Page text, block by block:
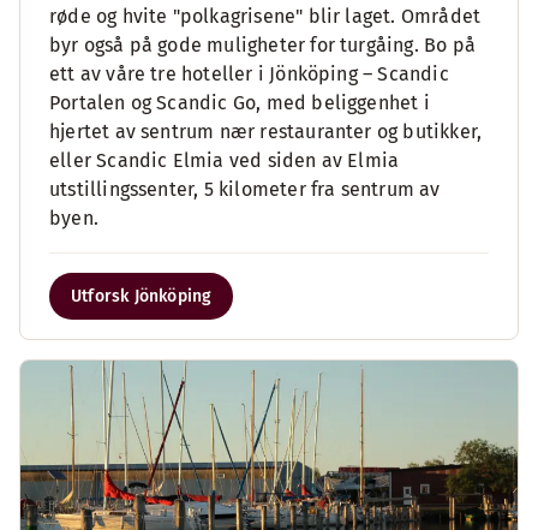
røde og hvite "polkagrisene" blir laget. Området
byr også på gode muligheter for turgåing. Bo på
ett av våre tre hoteller i Jönköping – Scandic
Portalen og Scandic Go, med beliggenhet i
hjertet av sentrum nær restauranter og butikker,
eller Scandic Elmia ved siden av Elmia
utstillingssenter, 5 kilometer fra sentrum av
byen.
Utforsk Jönköping